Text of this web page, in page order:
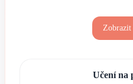
Zobrazit
Učení na